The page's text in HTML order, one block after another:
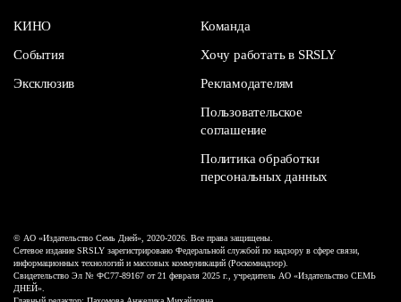
КИНО
События
Эксклюзив
Команда
Хочу работать в SRSLY
Рекламодателям
Пользовательское
соглашение
Политика обработки
персональных данных
© АО «Издательство Семь Дней», 2020-2026. Все права защищены.
Сетевое издание SRSLY зарегистрировано Федеральной службой по надзору в сфере связи,
информационных технологий и массовых коммуникаций (Роскомнадзор).
Свидетельство Эл № ФС77-89167 от 21 февраля 2025 г., учредитель АО «Издательство СЕМЬ
ДНЕЙ».